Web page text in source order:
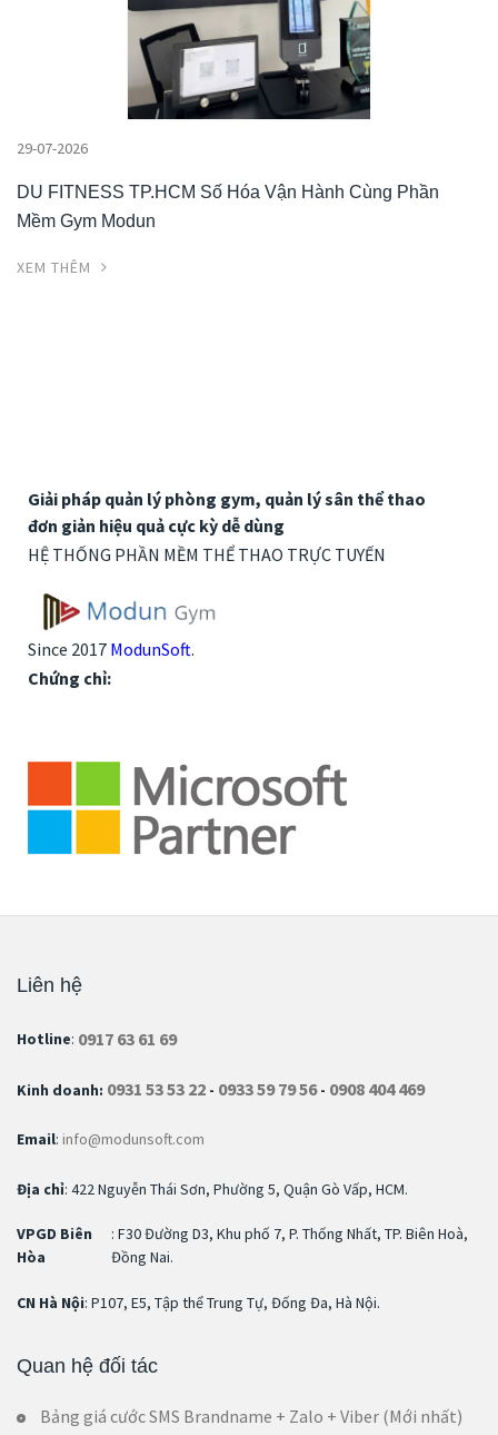
29-07-2026
DU FITNESS TP.HCM Số Hóa Vận Hành Cùng Phần
Mềm Gym Modun
XEM THÊM
Giải pháp quản lý phòng gym, quản lý sân thể thao
đơn giản hiệu quả cực kỳ dễ dùng
HỆ THỐNG PHẦN MỀM THỂ THAO TRỰC TUYẾN
Since 2017 ModunSoft.
Chứng chỉ:
Liên hệ
Hotline: 0917 63 61 69
Kinh doanh: 0931 53 53 22 - 0933 59 79 56- 0908 404 469
Email: info@modunsoft.com
Địa chỉ: 422 Nguyễn Thái Sơn, Phường 5, Quận Gò Vấp, HCM.
VPGD Biên
Hòa
: F30 Đường D3, Khu phố 7, P. Thống Nhất, TP. Biên Hoà,
Đồng Nai.
CN Hà Nội: P107, E5, Tập thể Trung Tự, Đống Đa, Hà Nội.
Quan hệ đối tác
Bảng giá cước SMS Brandname + Zalo + Viber (Mới nhất)